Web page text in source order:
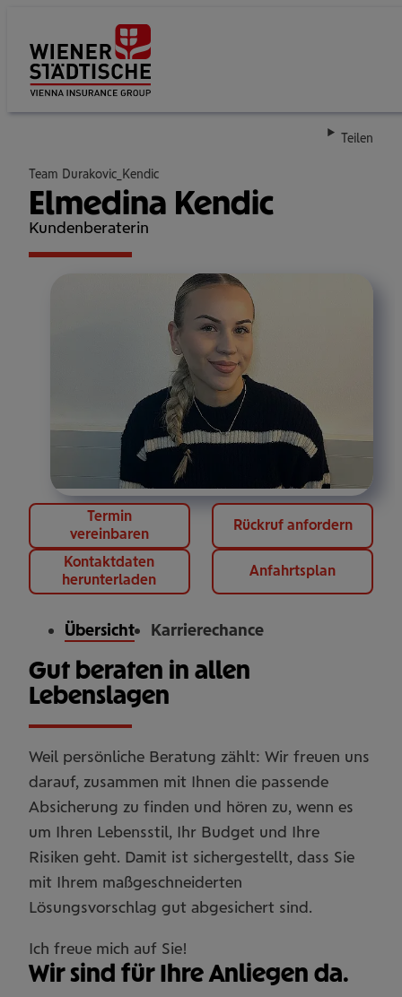
Teilen
Team Durakovic_Kendic
Elmedina Kendic
Kundenberaterin
Termin
vereinbaren
Rückruf anfordern
Kontaktdaten
herunterladen
Anfahrtsplan
Übersicht Karrierechance
Gut beraten in allen
Lebenslagen
Weil persönliche Beratung zählt: Wir freuen uns
darauf, zusammen mit Ihnen die passende
Absicherung zu finden und hören zu, wenn es
um Ihren Lebensstil, Ihr Budget und Ihre
Risiken geht. Damit ist sichergestellt, dass Sie
mit Ihrem maßgeschneiderten
Lösungsvorschlag gut abgesichert sind.
Ich freue mich auf Sie!
Wir sind für Ihre Anliegen da.